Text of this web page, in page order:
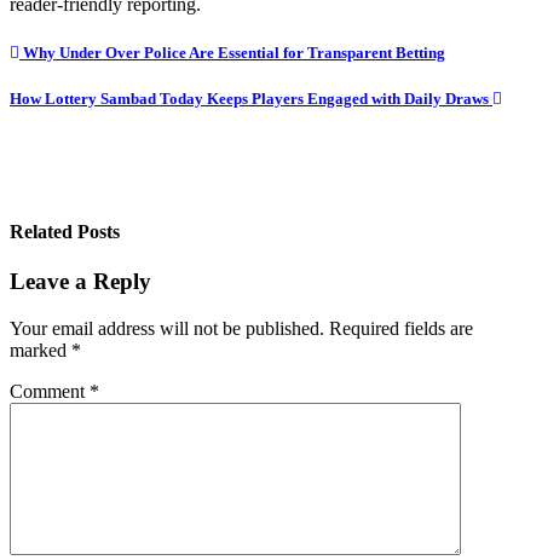
reader-friendly reporting.
Post
navigation
Why Under Over Police Are Essential for Transparent Betting
How Lottery Sambad Today Keeps Players Engaged with Daily Draws
Related Posts
Leave a Reply
Your email address will not be published. Required fields are
marked *
Comment *